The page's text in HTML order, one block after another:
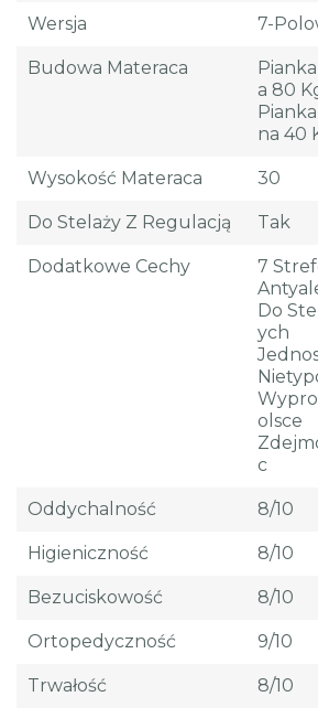
Wersja 7-
Budowa Materaca
A 80
Na 40
Wysokość Materaca 30
Do Stelaży Z Regulacją Tak
Dodatkowe Cechy
7
Do
Ych
Olsce
C
Oddychalność 8/10
Higieniczność 8/10
Bezuciskowość 8/10
Ortopedyczność 9/10
Trwałość 8/10